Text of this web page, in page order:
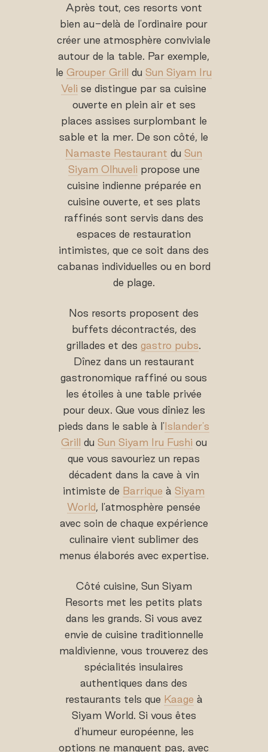
Après tout, ces resorts vont
bien au-delà de l'ordinaire pour
créer une atmosphère conviviale
autour de la table. Par exemple,
leGrouper Grill duSun Siyam Iru
Veli se distingue par sa cuisine
ouverte en plein air et ses
places assises surplombant le
sable et la mer. De son côté, le
Namaste Restaurant duSun
Siyam Olhuveli propose une
cuisine indienne préparée en
cuisine ouverte, et ses plats
raffinés sont servis dans des
espaces de restauration
intimistes, que ce soit dans des
cabanas individuelles ou en bord
de plage.
Nos resorts proposent des
buffets décontractés, des
grillades et desgastro pubs.
Dînez dans un restaurant
gastronomique raffiné ou sous
les étoiles à une table privée
pour deux. Que vous dîniez les
pieds dans le sable à l' Islander's
Grill
du Sun Siyam Iru Fushi ou
que vous savouriez un repas
décadent dans la cave à vin
intimiste de Barrique àSiyam
World, l'atmosphère pensée
avec soin de chaque expérience
culinaire vient sublimer des
menus élaborés avec expertise.
Côté cuisine, Sun Siyam
Resorts met les petits plats
dans les grands. Si vous avez
envie de cuisine traditionnelle
maldivienne, vous trouverez des
spécialités insulaires
authentiques dans des
restaurants tels que Kaage à
Siyam World. Si vous êtes
d'humeur européenne, les
options ne manquent pas, avec